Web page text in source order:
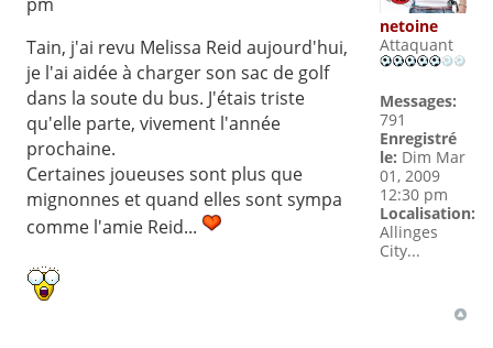
Tain, j'ai revu Melissa Reid aujourd'hui,
je l'ai aidée à charger son sac de golf
dans la soute du bus. J'étais triste
qu'elle parte, vivement l'année
prochaine.
Certaines joueuses sont plus que
mignonnes et quand elles sont sympa
comme l'amie Reid...
netoine
Attaquant
Messages:
791
Enregistré
le: Dim Mar
01, 2009
12:30 pm
Localisation:
Allinges
City...